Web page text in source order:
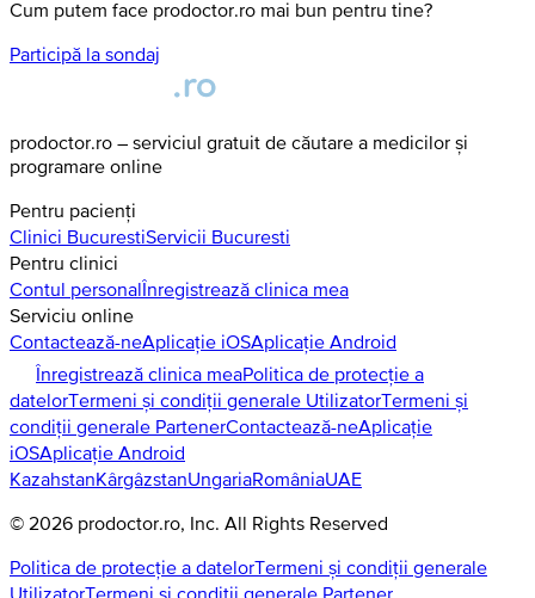
Cum putem face prodoctor.ro mai bun pentru tine?
Participă la sondaj
prodoctor.ro – serviciul gratuit de căutare a medicilor și
programare online
Pentru pacienți
Clinici BucurestiServicii Bucuresti
Pentru clinici
Contul personalÎnregistrează clinica mea
Serviciu online
Contactează-neAplicație iOSAplicație Android
Înregistrează clinica meaPolitica de protecție a
datelorTermeni și condiții generale UtilizatorTermeni și
condiții generale PartenerContactează-neAplicație
iOSAplicație Android
KazahstanKârgâzstanUngariaRomâniaUAE
© 2026 prodoctor.ro, Inc. All Rights Reserved
Politica de protecție a datelorTermeni și condiții generale
UtilizatorTermeni și condiții generale Partener